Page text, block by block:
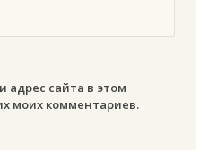
адрес сайта в этом
моих комментариев.